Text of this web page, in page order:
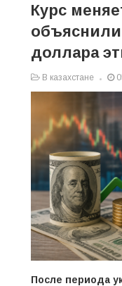
Курс
доллара
В казахстане
После периода